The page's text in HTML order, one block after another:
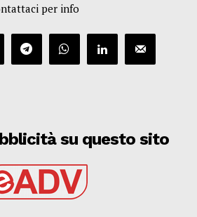
per info
su questo sito